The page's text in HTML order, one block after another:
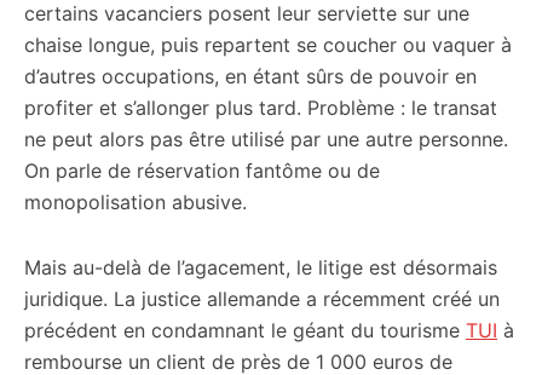
certains vacanciers posent leur serviette sur une
chaise longue, puis repartent se coucher ou vaquer à
d’autres occupations, en étant sûrs de pouvoir en
profiter et s’allonger plus tard. Problème : le transat
ne peut alors pas être utilisé par une autre personne.
On parle de réservation fantôme ou de
monopolisation abusive.
Mais au-delà de l’agacement, le litige est désormais
juridique. La justice allemande a récemment créé un
précédent en condamnant le géant du tourisme TUI à
rembourse un client de près de 1 000 euros de